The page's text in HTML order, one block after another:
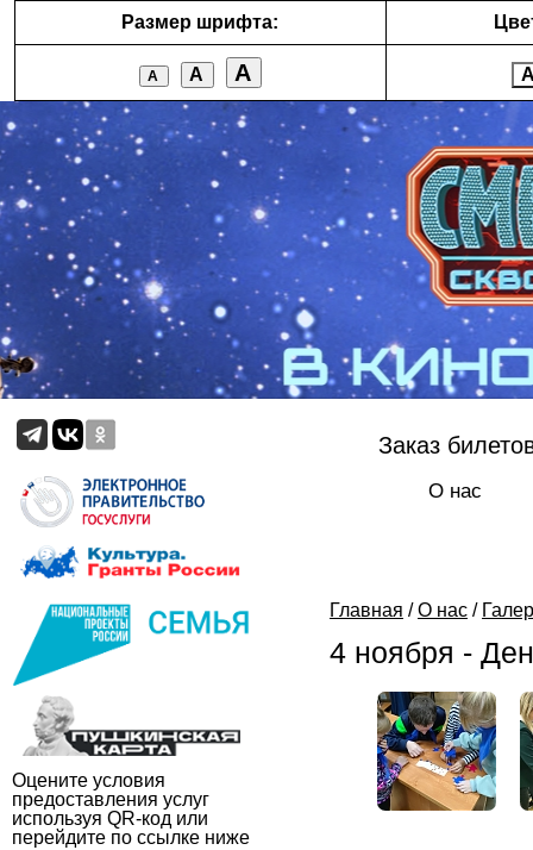
Размер шрифта:
А А А
Оцените условия
предоставления услуг
используя QR-код или
перейдите по ссылке ниже
Заказ
О нас
Главная / О нас /
4 ноября -